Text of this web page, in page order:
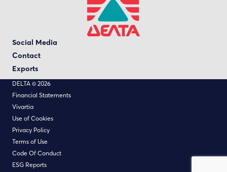
Social Media
Contact
Exports
DELTA © 2026
Financial Statements
Vivartia
Use of Cookies
Privacy Policy
Terms of Use
Code Of Conduct
ESG Reports